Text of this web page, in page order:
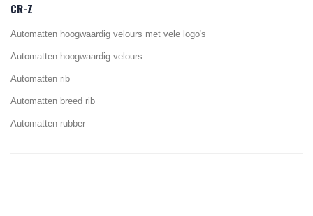
CR-Z
Automatten hoogwaardig velours met vele logo's
Automatten hoogwaardig velours
Automatten rib
Automatten breed rib
Automatten rubber